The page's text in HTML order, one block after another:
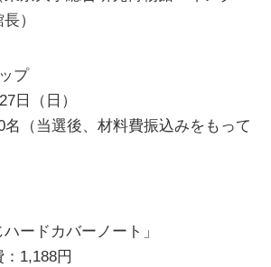
）
プ
日（日）
名（当選後、材料費振込みをもって
ードカバーノート」
1,188円